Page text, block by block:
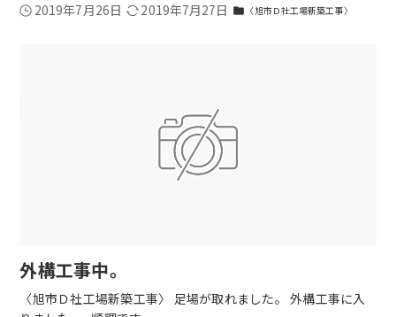
2019年7月26日
2019年7月27日 folder 〈旭市Ｄ社工場新築工事〉
外構工事中。
〈旭市Ｄ社工場新築工事〉 足場が取れました。 外構工事に入